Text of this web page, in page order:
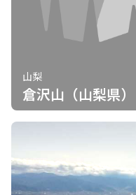
山梨
倉沢山（山梨県）